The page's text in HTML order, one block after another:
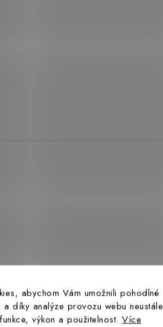
abychom Vám umožnili pohodlné
díky analýze provozu webu neustále
výkon a použitelnost. Více